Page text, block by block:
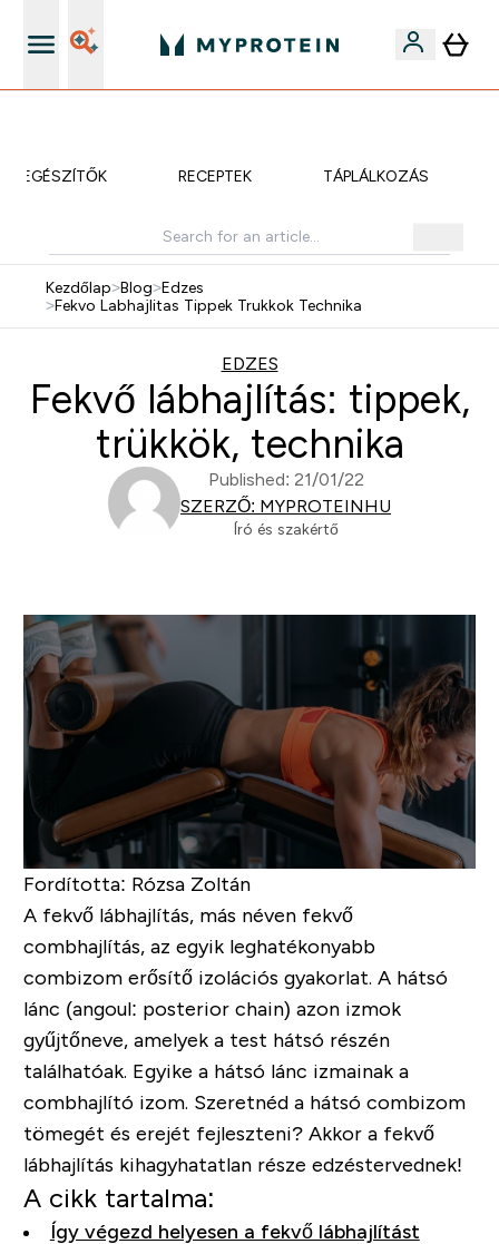
KIEGÉSZÍTŐK RECEPTEK TÁPLÁLKOZÁS
Kezdőlap>Blog>Edzes
>Fekvo Labhajlitas Tippek Trukkok Technika
EDZES
Fekvő lábhajlítás: tippek,
trükkök, technika
Published: 21/01/22
SZERZŐ: MYPROTEINHU
Író és szakértő
Fordította: Rózsa Zoltán
A fekvő lábhajlítás, más néven fekvő
combhajlítás, az egyik leghatékonyabb
combizom erősítő izolációs gyakorlat. A hátsó
lánc (angoul: posterior chain) azon izmok
gyűjtőneve, amelyek a test hátsó részén
találhatóak. Egyike a hátsó lánc izmainak a
combhajlító izom. Szeretnéd a hátsó combizom
tömegét és erejét fejleszteni? Akkor a fekvő
lábhajlítás kihagyhatatlan része edzéstervednek!
A cikk tartalma:
Így végezd helyesen a fekvő lábhajlítást